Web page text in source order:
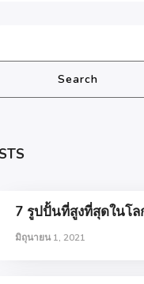
Search
7 รูปปั้นที่สูงที่สุดในโล
มิถุนายน 1, 2021